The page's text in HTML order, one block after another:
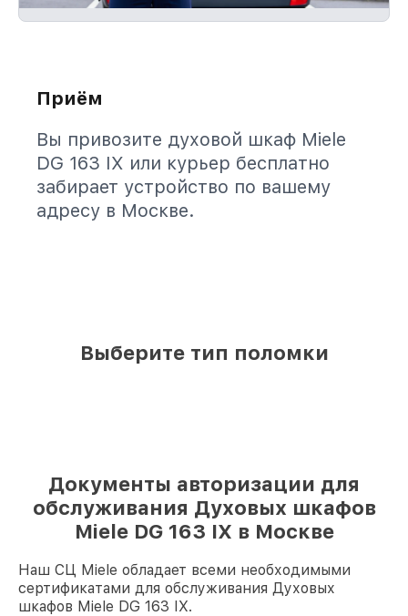
Приём
Вы привозите духовой шкаф Miele
DG 163 IX или курьер бесплатно
забирает устройство по вашему
адресу в Москве.
Выберите тип поломки
Документы авторизации для
обслуживания Духовых шкафов
Miele DG 163 IX в Москве
Наш СЦ Miele обладает всеми необходимыми
сертификатами для обслуживания Духовых
шкафов Miele DG 163 IX.